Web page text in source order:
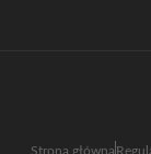
Strona główna